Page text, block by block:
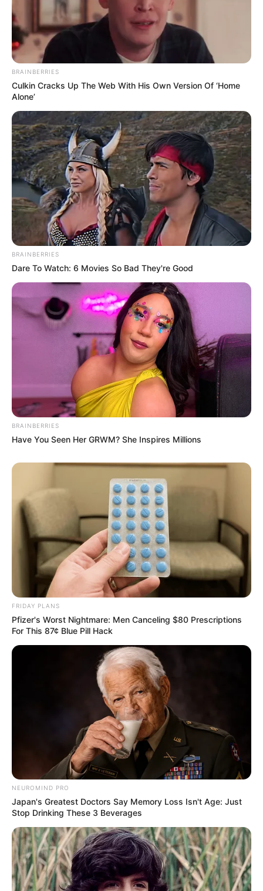
BRAINBERRIES
Culkin Cracks Up The Web With His Own Version Of ‘Home
Alone’
BRAINBERRIES
Dare To Watch: 6 Movies So Bad They're Good
BRAINBERRIES
Have You Seen Her GRWM? She Inspires Millions
FRIDAY PLANS
Pfizer's Worst Nightmare: Men Canceling $80 Prescriptions
For This 87¢ Blue Pill Hack
NEUROMIND PRO
Japan's Greatest Doctors Say Memory Loss Isn't Age: Just
Stop Drinking These 3 Beverages